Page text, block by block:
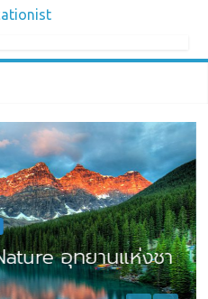
อุทยานแห่งชา